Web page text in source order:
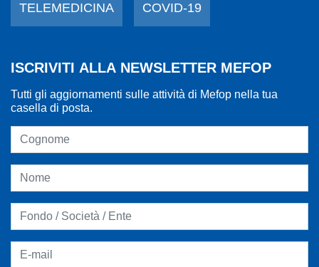
TELEMEDICINA COVID-19
ISCRIVITI ALLA NEWSLETTER MEFOP
Tutti gli aggiornamenti sulle attività di Mefop nella tua
casella di posta.